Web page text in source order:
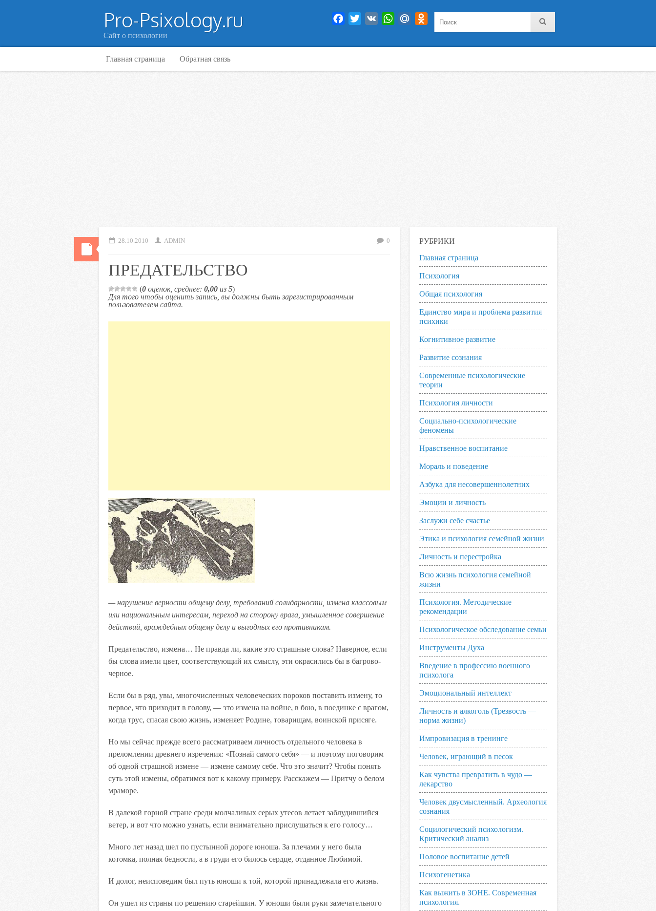
Pro-Psixology.ru
Сайт о психологии
Facebook
Twitter VK WhatsAppMail.RuOdnoklassniki
Главная страница Обратная связь
28.10.2010 ADMIN 0
ПРЕДАТЕЛЬСТВО
(0 оценок, среднее: 0,00 из 5)
Для того чтобы оценить запись, вы должны быть зарегистрированным
пользователем сайта.
— нарушение верности общему делу, требований солидарности, измена классовым
или национальным интересам, переход на сторону врага, умышленное совершение
действий, враждебных общему делу и выгодных его противникам.
Предательство, измена… Не правда ли, какие это страшные слова? Наверное, если
бы слова имели цвет, соответствующий их смыслу, эти окрасились бы в багрово-
черное.
Если бы в ряд, увы, многочисленных человеческих пороков поставить измену, то
первое, что приходит в голову, — это измена на войне, в бою, в поединке с врагом,
когда трус, спасая свою жизнь, изменяет Родине, товарищам, воинской присяге.
Но мы сейчас прежде всего рассматриваем личность отдельного человека в
преломлении древнего изречения: «Познай самого себя» — и поэтому поговорим
об одной страшной измене — измене самому себе. Что это значит? Чтобы понять
суть этой измены, обратимся вот к какому примеру. Расскажем — Притчу о белом
мраморе.
В далекой горной стране среди молчаливых серых утесов летает заблудившийся
ветер, и вот что можно узнать, если внимательно прислушаться к его голосу…
Много лет назад шел по пустынной дороге юноша. За плечами у него была
котомка, полная бедности, а в груди его билось сердце, отданное Любимой.
И долог, неисповедим был путь юноши к той, которой принадлежала его жизнь.
Он ушел из страны по решению старейшин. У юноши были руки замечательного
РУБРИКИ
Главная страница
Психология
Общая психология
Единство мира и проблема развития
психики
Когнитивное развитие
Развитие сознания
Современные психологические
теории
Психология личности
Социально-психологические
феномены
Нравственное воспитание
Мораль и поведение
Азбука для несовершеннолетних
Эмоции и личность
Заслужи себе счастье
Этика и психология семейной жизни
Личность и перестройка
Всю жизнь психология семейной
жизни
Психология. Методические
рекомендации
Психологическое обследование семьи
Инструменты Духа
Введение в профессию военного
психолога
Эмоциональный интеллект
Личность и алкоголь (Трезвость —
норма жизни)
Импровизация в тренинге
Человек, играющий в песок
Как чувства превратить в чудо —
лекарство
Человек двусмысленный. Археология
сознания
Социлогический психологизм.
Критический анализ
Половое воспитание детей
Психогенетика
Как выжить в ЗОНЕ. Современная
психология.